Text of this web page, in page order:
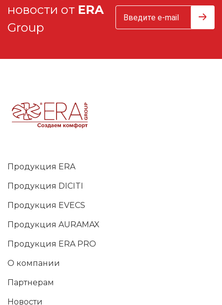
новости от ERA
Group
Продукция ERA
Продукция DICITI
Продукция EVECS
Продукция AURAMAX
Продукция ERA PRO
О компании
Партнерам
Новости